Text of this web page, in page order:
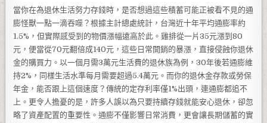
當你在為退休生活努力存錢時，是否想過這些積蓄可能正被看不見的通
膨怪獸一點一滴吞噬？根據主計總處統計，台灣近十年平均通膨率約
1.5%，但實際感受到的物價漲幅遠高於此。雞排從一片35元漲到80
元，便當從70元翻倍成140元，這些日常開銷的暴漲，直接侵蝕你退休
金的購買力。以一個月需3萬元生活費的退休族為例，30年後若通膨維
持2%，同樣生活水準每月需要超過5.4萬元。而你的退休金存款或勞保
年金，能否跟上這個速度？傳統的定存利率僅1%出頭，連通膨都追不
上。更令人擔憂的是，許多人誤以為只要持續存錢就能安心退休，卻忽
略了資產配置的重要性。通膨不僅影響日常消費，更會讓長期儲蓄的實